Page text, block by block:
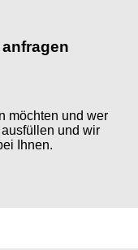
möchten und wer
und wir
Ihnen.